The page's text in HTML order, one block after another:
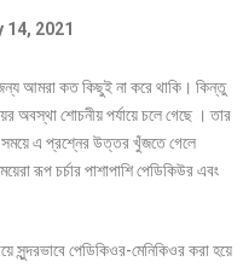
14, 2021
আমরা কত কিছুই না করে থাকি। কিন্তু
অবস্থা শোচনীয় পর্যায়ে চলে গেছে । তার
সময়ে এ প্রশ্নের উত্তর খুঁজতে গেলে
রূপ চর্চার পাশাপাশি পেডিকিউর এবং
সুন্দরভাবে পেডিকিওর-মেনিকিওর করা হয়ে